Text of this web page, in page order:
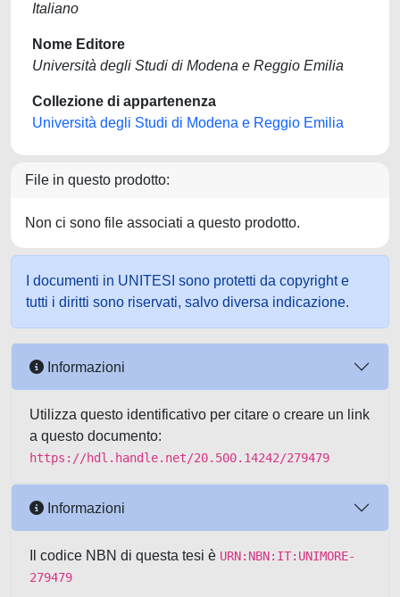
Italiano
Nome Editore
Università degli Studi di Modena e Reggio Emilia
Collezione di appartenenza
Università degli Studi di Modena e Reggio Emilia
File in questo prodotto:
Non ci sono file associati a questo prodotto.
I documenti in UNITESI sono protetti da copyright e
tutti i diritti sono riservati, salvo diversa indicazione.
Informazioni
Utilizza questo identificativo per citare o creare un link
a questo documento:
https://hdl.handle.net/20.500.14242/279479
Informazioni
Il codice NBN di questa tesi è URN:NBN:IT:UNIMORE-
279479